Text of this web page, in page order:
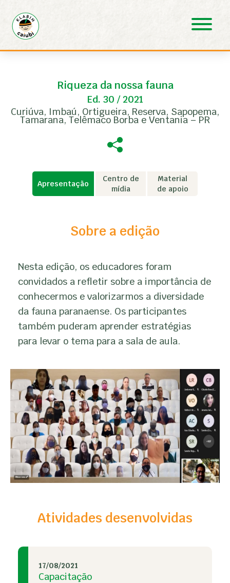
Riqueza da nossa fauna
Ed. 30 / 2021
Curiúva, Imbaú, Ortigueira, Reserva, Sapopema,
Tamarana, Telêmaco Borba e Ventania – PR
Apresentação
Centro de
mídia
Material
de apoio
Sobre a edição
Nesta edição, os educadores foram
convidados a refletir sobre a importância de
conhecermos e valorizarmos a diversidade
da fauna paranaense. Os participantes
também puderam aprender estratégias
para levar o tema para a sala de aula.
Atividades desenvolvidas
17/08/2021
Capacitação